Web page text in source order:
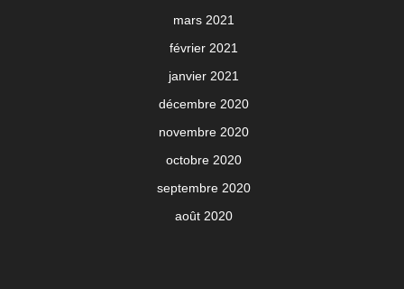
mars 2021
février 2021
janvier 2021
décembre 2020
novembre 2020
octobre 2020
septembre 2020
août 2020